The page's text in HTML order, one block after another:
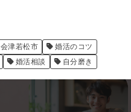
会津若松市
婚活のコツ
婚活相談 自分磨き